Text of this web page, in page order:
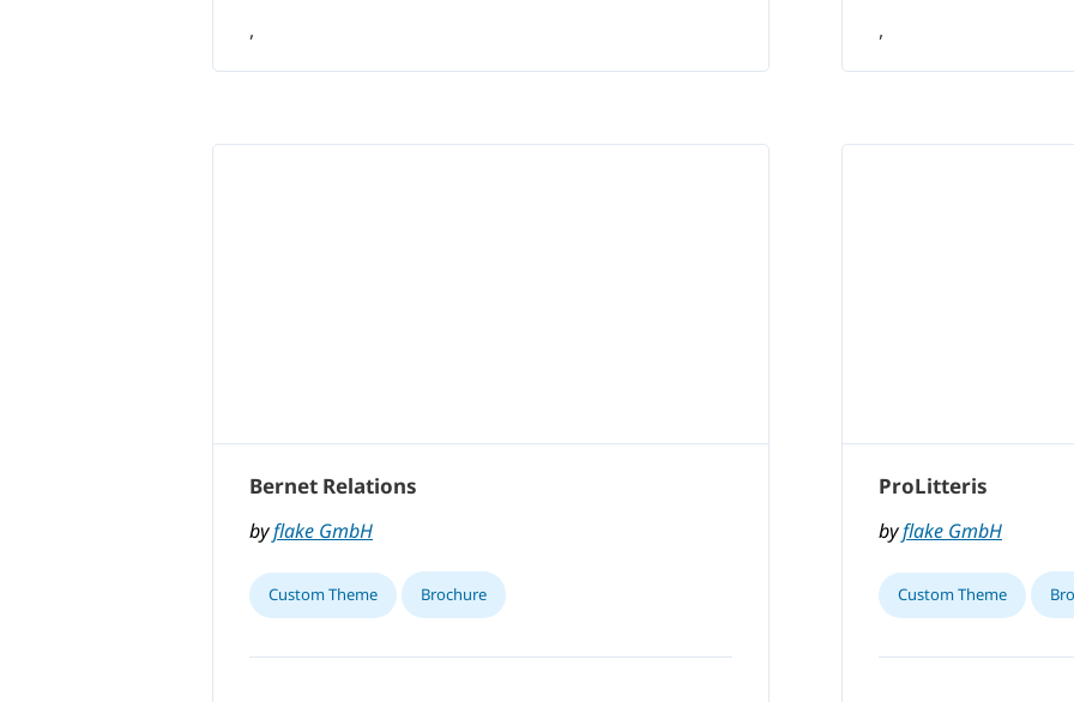
, ,
Bernet Relations
byflake GmbH
Custom Theme Brochure
ProLitteris
byflake GmbH
Custom Theme